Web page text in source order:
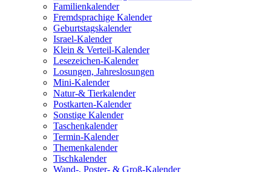
Familienkalender
Fremdsprachige Kalender
Geburtstagskalender
Israel-Kalender
Klein & Verteil-Kalender
Lesezeichen-Kalender
Losungen, Jahreslosungen
Mini-Kalender
Natur-& Tierkalender
Postkarten-Kalender
Sonstige Kalender
Taschenkalender
Termin-Kalender
Themenkalender
Tischkalender
Wand-, Poster- & Groß-Kalender